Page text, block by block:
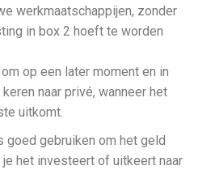
werkmaatschappijen, zonder
in box 2 hoeft te worden
op een later moment en in
naar privé, wanneer het
uitkomt.
goed gebruiken om het geld
het investeert of uitkeert naar